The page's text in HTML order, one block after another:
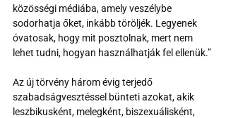
közösségi médiába, amely veszélybe
sodorhatja őket, inkább töröljék. Legyenek
óvatosak, hogy mit posztolnak, mert nem
lehet tudni, hogyan használhatják fel ellenük.”
Az új törvény három évig terjedő
szabadságvesztéssel bünteti azokat, akik
leszbikusként, melegként, biszexuálisként,